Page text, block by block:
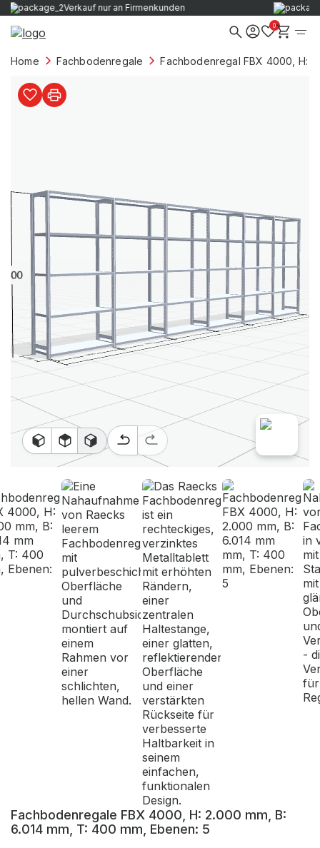
Verkauf nur an Firmenkunden
0
Home Fachbodenregale Fachbodenregal FBX 4000, H:
Fachbodenregale FBX 4000, H: 2.000 mm, B:
6.014 mm, T: 400 mm, Ebenen: 5